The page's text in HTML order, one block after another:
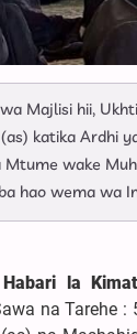
Majlisi hii,
(as) katika Ardhi
wake
hao wema wa
la
na Tarehe